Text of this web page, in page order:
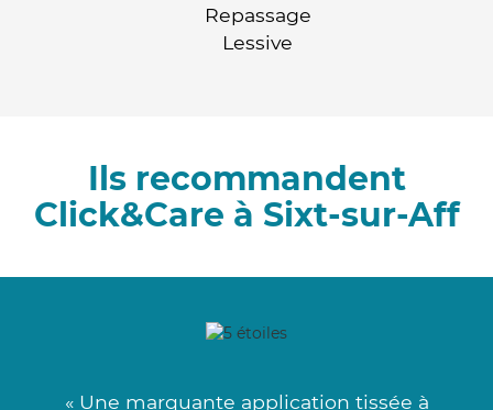
Repassage
Lessive
Ils recommandent
Click&Care à Sixt-sur-Aff
« Une marquante application tissée à